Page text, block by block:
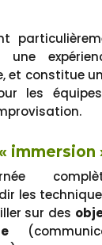
une
et constitue
les
immersion
les
sur des